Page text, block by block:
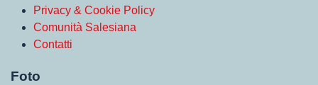
Privacy & Cookie Policy
Comunità Salesiana
Contatti
Foto